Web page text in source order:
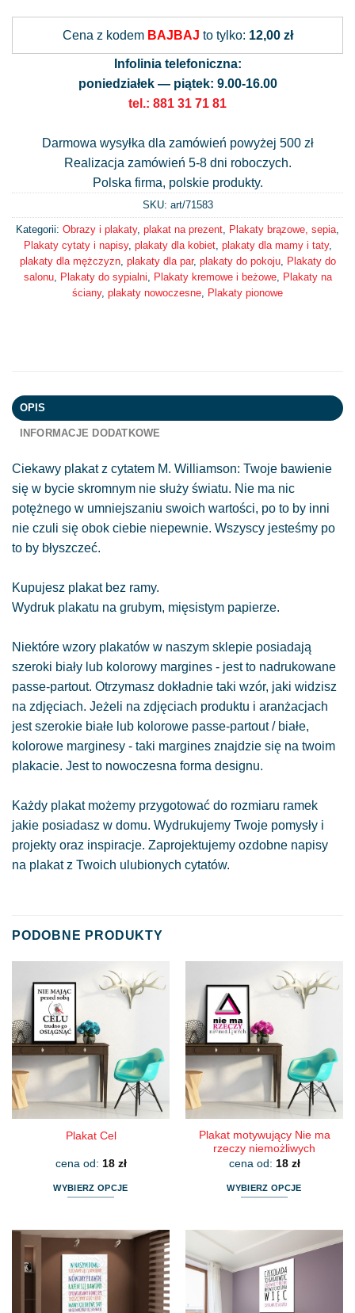
Cena z kodem BAJBAJ to tylko: 12,00 zł
Infolinia telefoniczna:
poniedziałek — piątek: 9.00-16.00
tel.: 881 31 71 81
Darmowa wysyłka dla zamówień powyżej 500 zł
Realizacja zamówień 5-8 dni roboczych.
Polska firma, polskie produkty.
SKU: art/71583
Kategorii: Obrazy i plakaty, plakat na prezent Plakaty brązowe, sepia
Plakaty cytaty i napisy, plakaty dla kobiet, plakaty dla mamy i taty,
plakaty dla mężczyzn, plakaty dla par, plakaty do pokoju,
Plakaty do
salonu, Plakaty do sypialni Plakaty kremowe i beżowe,
Plakaty na
ściany, plakaty nowoczesne Plakaty pionowe
OPIS
INFORMACJE DODATKOWE
Ciekawy plakat z cytatem M. Williamson: Twoje bawienie
się w bycie skromnym nie służy światu. Nie ma nic
potężnego w umniejszaniu swoich wartości, po to by inni
nie czuli się obok ciebie niepewnie. Wszyscy jesteśmy po
to by błyszczeć.
Kupujesz plakat bez ramy.
Wydruk plakatu na grubym, mięsistym papierze.
Niektóre wzory plakatów w naszym sklepie posiadają
szeroki biały lub kolorowy margines - jest to nadrukowane
passe-partout. Otrzymasz dokładnie taki wzór, jaki widzisz
na zdjęciach. Jeżeli na zdjęciach produktu i aranżacjach
jest szerokie białe lub kolorowe passe-partout / białe,
kolorowe marginesy - taki margines znajdzie się na twoim
plakacie. Jest to nowoczesna forma designu.
Każdy plakat możemy przygotować do rozmiaru ramek
jakie posiadasz w domu. Wydrukujemy Twoje pomysły i
projekty oraz inspiracje. Zaprojektujemy ozdobne napisy
na plakat z Twoich ulubionych cytatów.
PODOBNE PRODUKTY
Plakat Cel
cena od: 18 zł
WYBIERZ OPCJE
ma
wiele
wariantów.
Opcje
można
Plakat motywujący Nie ma
rzeczy niemożliwych
cena od: 18 zł
WYBIERZ OPCJE
wiele
wariantów.
Opcje
można